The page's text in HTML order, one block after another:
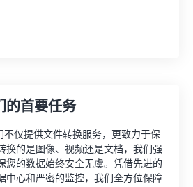
的首要任务
不仅提供文件转换服务，更致力于保
换的是图像、视频还是文档，我们强
您的数据始终安全无虞。凭借先进的
中心和严密的监控，我们全方位保障